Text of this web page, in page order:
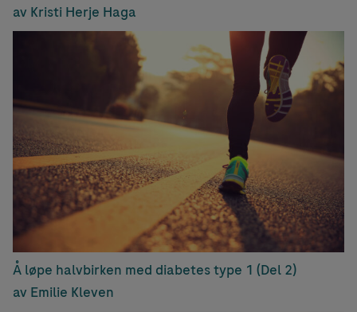
av Kristi Herje Haga
Å løpe halvbirken med diabetes type 1 (Del 2)
av Emilie Kleven